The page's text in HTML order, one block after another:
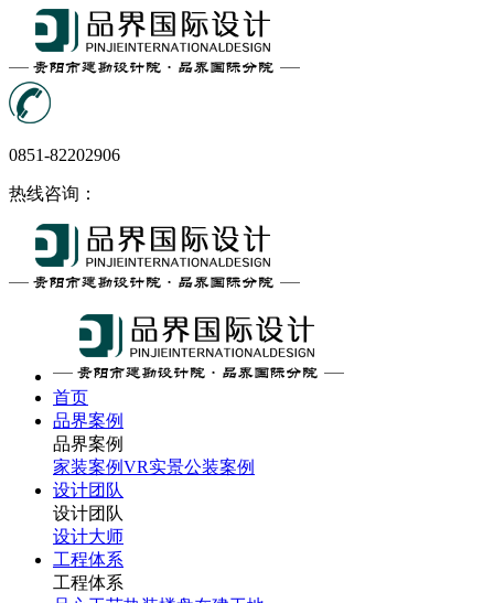
0851-82202906
热线咨询：
首页
品界案例
品界案例
家装案例VR实景公装案例
设计团队
设计团队
设计大师
工程体系
工程体系